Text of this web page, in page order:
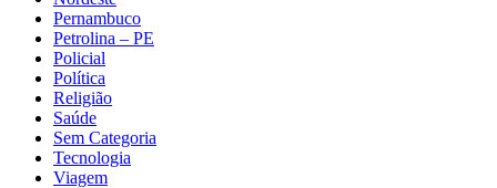
Pernambuco
Petrolina – PE
Policial
Política
Religião
Saúde
Sem Categoria
Tecnologia
Viagem